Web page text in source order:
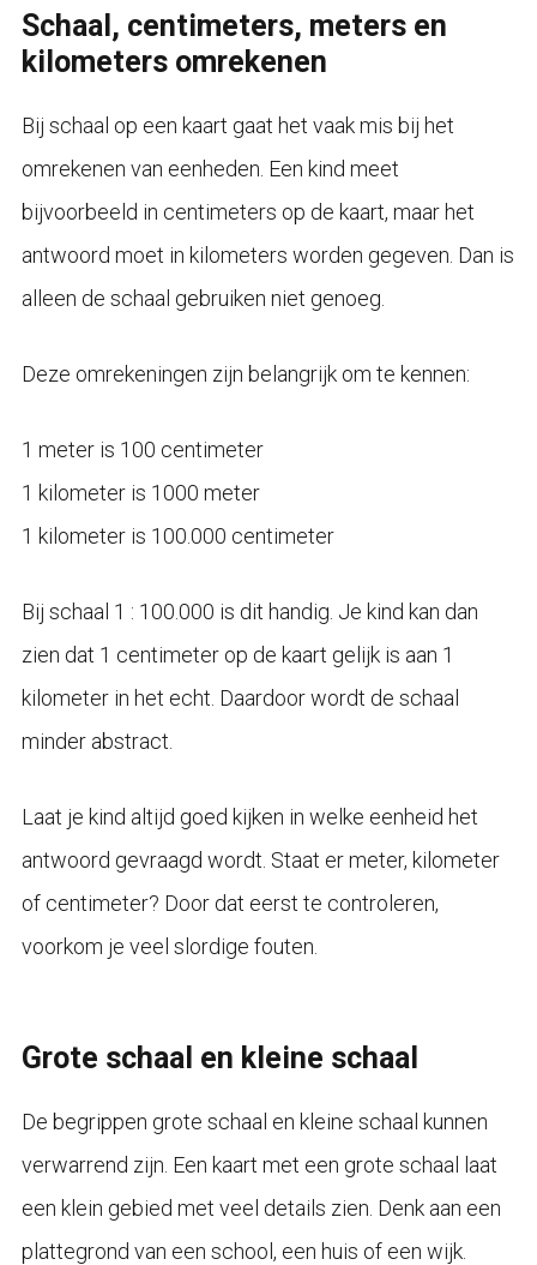
Schaal, centimeters, meters en
kilometers omrekenen
Bij schaal op een kaart gaat het vaak mis bij het
omrekenen van eenheden. Een kind meet
bijvoorbeeld in centimeters op de kaart, maar het
antwoord moet in kilometers worden gegeven. Dan is
alleen de schaal gebruiken niet genoeg.
Deze omrekeningen zijn belangrijk om te kennen:
1 meter is 100 centimeter
1 kilometer is 1000 meter
1 kilometer is 100.000 centimeter
Bij schaal 1 : 100.000 is dit handig. Je kind kan dan
zien dat 1 centimeter op de kaart gelijk is aan 1
kilometer in het echt. Daardoor wordt de schaal
minder abstract.
Laat je kind altijd goed kijken in welke eenheid het
antwoord gevraagd wordt. Staat er meter, kilometer
of centimeter? Door dat eerst te controleren,
voorkom je veel slordige fouten.
Grote schaal en kleine schaal
De begrippen grote schaal en kleine schaal kunnen
verwarrend zijn. Een kaart met een grote schaal laat
een klein gebied met veel details zien. Denk aan een
plattegrond van een school, een huis of een wijk.